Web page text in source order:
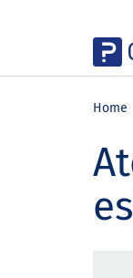
Home